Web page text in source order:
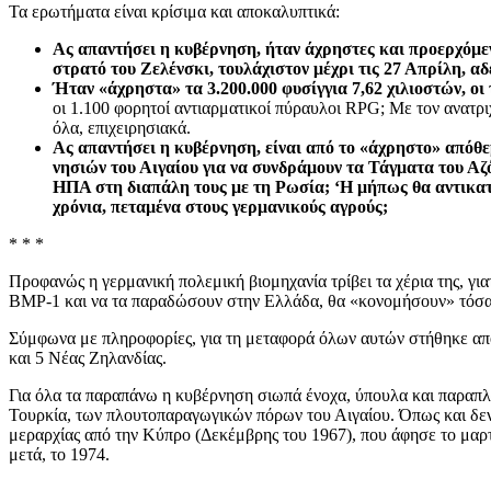
Τα ερωτήματα είναι κρίσιμα και αποκαλυπτικά:
Ας απαντήσει η κυβέρνηση, ήταν άχρηστες και
στρατό του Ζελένσκι, τουλάχιστον μέχρι τις 27 Απρίλη,
Ήταν «άχρηστα» τα 3.200.000 φυσίγγια 7,62 χιλιοστών, οι
οι 1.100 φορητοί αντιαρματικοί πύραυλοι RPG; Με τον
όλα, επιχειρησιακά.
Ας απαντήσει η κυβέρνηση, είναι από το «άχρηστο»
νησιών του Αιγαίου για να συνδράμουν τα Τάγματα του
ΗΠΑ στη διαπάλη τους με τη Ρωσία; ‘Η μήπως θα
χρόνια, πεταμένα στους γερμανικούς αγρούς;
* * *
Προφανώς η γερμανική πολεμική βιομηχανία τρίβει τα χέρια της,
BMP-1 και να τα παραδώσουν στην Ελλάδα, θα «κονομήσουν» τόσα
Σύμφωνα με πληροφορίες, για τη μεταφορά όλων αυτών στήθηκε
και 5 Νέας Ζηλανδίας.
Για όλα τα παραπάνω η κυβέρνηση σιωπά ένοχα, ύπουλα και
Τουρκία, των πλουτοπαραγωγικών πόρων του Αιγαίου. Όπως και δεν
μεραρχίας από την Κύπρο (Δεκέμβρης του 1967), που άφησε το
μετά, το 1974.